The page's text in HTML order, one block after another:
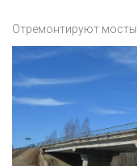
Отремонтируют мосты